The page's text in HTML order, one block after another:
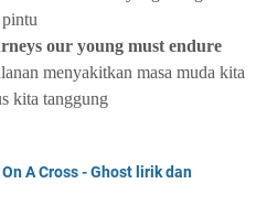
pintu
our young must endure
menyakitkan masa muda kita
kita tanggung
A Cross - Ghost lirik dan